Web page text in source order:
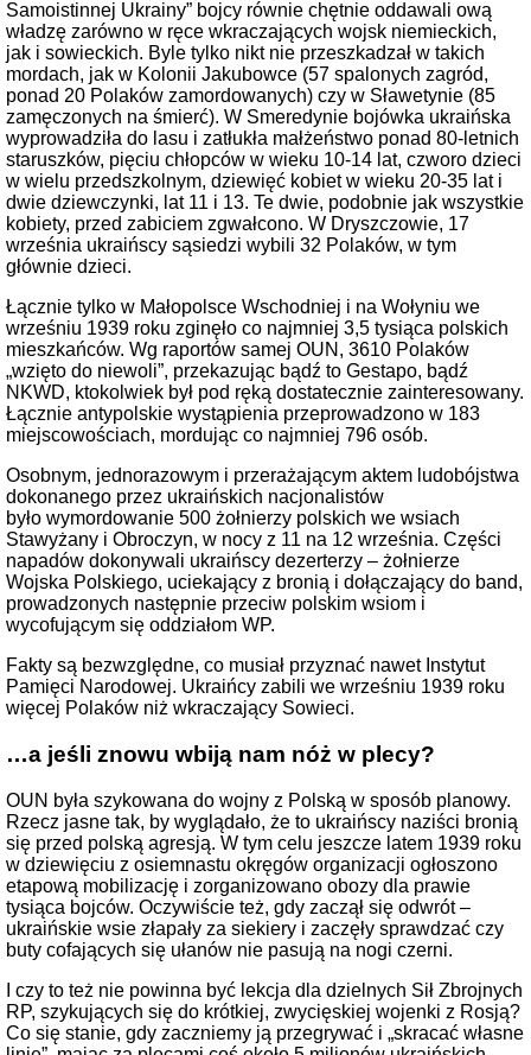
Samoistinnej Ukrainy” bojcy równie chętnie oddawali ową
władzę zarówno w ręce wkraczających wojsk niemieckich,
jak i sowieckich. Byle tylko nikt nie przeszkadzał w takich
mordach, jak w Kolonii Jakubowce (57 spalonych zagród,
ponad 20 Polaków zamordowanych) czy w Sławetynie (85
zamęczonych na śmierć). W Smeredynie bojówka ukraińska
wyprowadziła do lasu i zatłukła małżeństwo ponad 80-letnich
staruszków, pięciu chłopców w wieku 10-14 lat, czworo dzieci
w wielu przedszkolnym, dziewięć kobiet w wieku 20-35 lat i
dwie dziewczynki, lat 11 i 13. Te dwie, podobnie jak wszystkie
kobiety, przed zabiciem zgwałcono. W Dryszczowie, 17
września ukraińscy sąsiedzi wybili 32 Polaków, w tym
głównie dzieci.
Łącznie tylko w Małopolsce Wschodniej i na Wołyniu we
wrześniu 1939 roku zginęło co najmniej 3,5 tysiąca polskich
mieszkańców. Wg raportów samej OUN, 3610 Polaków
„wzięto do niewoli”, przekazując bądź to Gestapo, bądź
NKWD, ktokolwiek był pod ręką dostatecznie zainteresowany.
Łącznie antypolskie wystąpienia przeprowadzono w 183
miejscowościach, mordując co najmniej 796 osób.
Osobnym, jednorazowym i przerażającym aktem ludobójstwa
dokonanego przez ukraińskich nacjonalistów
było wymordowanie 500 żołnierzy polskich we wsiach
Stawyżany i Obroczyn, w nocy z 11 na 12 września. Części
napadów dokonywali ukraińscy dezerterzy – żołnierze
Wojska Polskiego, uciekający z bronią i dołączający do band,
prowadzonych następnie przeciw polskim wsiom i
wycofującym się oddziałom WP.
Fakty są bezwzględne, co musiał przyznać nawet Instytut
Pamięci Narodowej. Ukraińcy zabili we wrześniu 1939 roku
więcej Polaków niż wkraczający Sowieci.
…a jeśli znowu wbiją nam nóż w plecy?
OUN była szykowana do wojny z Polską w sposób planowy.
Rzecz jasne tak, by wyglądało, że to ukraińscy naziści bronią
się przed polską agresją. W tym celu jeszcze latem 1939 roku
w dziewięciu z osiemnastu okręgów organizacji ogłoszono
etapową mobilizację i zorganizowano obozy dla prawie
tysiąca bojców. Oczywiście też, gdy zaczął się odwrót –
ukraińskie wsie złapały za siekiery i zaczęły sprawdzać czy
buty cofających się ułanów nie pasują na nogi czerni.
I czy to też nie powinna być lekcja dla dzielnych Sił Zbrojnych
RP, szykujących się do krótkiej, zwycięskiej wojenki z Rosją?
Co się stanie, gdy zaczniemy ją przegrywać i „skracać własne